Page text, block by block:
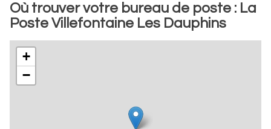
Où trouver votre bureau de poste : La
Poste Villefontaine Les Dauphins
+
−